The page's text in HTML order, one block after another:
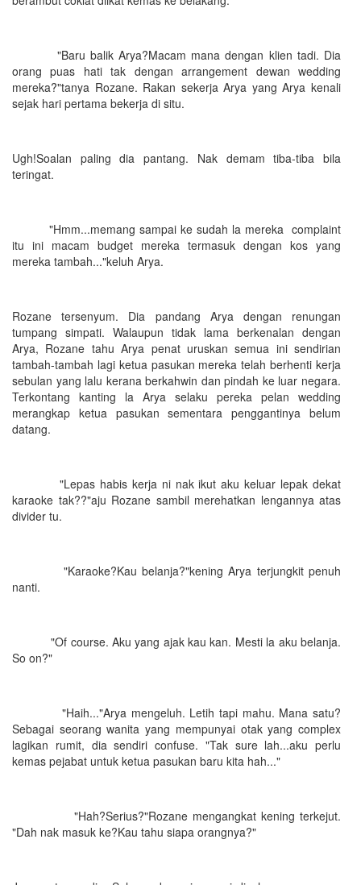
"Baru balik Arya?Macam mana dengan klien tadi. Dia
orang puas hati tak dengan arrangement dewan wedding
mereka?"tanya Rozane. Rakan sekerja Arya yang Arya kenali
sejak hari pertama bekerja di situ.
Ugh!Soalan paling dia pantang. Nak demam tiba-tiba bila
teringat.
"Hmm...memang sampai ke sudah la mereka complaint
itu ini macam budget mereka termasuk dengan kos yang
mereka tambah..."keluh Arya.
Rozane tersenyum. Dia pandang Arya dengan renungan
tumpang simpati. Walaupun tidak lama berkenalan dengan
Arya, Rozane tahu Arya penat uruskan semua ini sendirian
tambah-tambah lagi ketua pasukan mereka telah berhenti kerja
sebulan yang lalu kerana berkahwin dan pindah ke luar negara.
Terkontang kanting la Arya selaku pereka pelan wedding
merangkap ketua pasukan sementara penggantinya belum
datang.
"Lepas habis kerja ni nak ikut aku keluar lepak dekat
karaoke tak??"aju Rozane sambil merehatkan lengannya atas
divider tu.
"Karaoke?Kau belanja?"kening Arya terjungkit penuh
nanti.
"Of course. Aku yang ajak kau kan. Mesti la aku belanja.
So on?"
"Haih..."Arya mengeluh. Letih tapi mahu. Mana satu?
Sebagai seorang wanita yang mempunyai otak yang complex
lagikan rumit, dia sendiri confuse. "Tak sure lah...aku perlu
kemas pejabat untuk ketua pasukan baru kita hah..."
"Hah?Serius?"Rozane mengangkat kening terkejut.
"Dah nak masuk ke?Kau tahu siapa orangnya?"